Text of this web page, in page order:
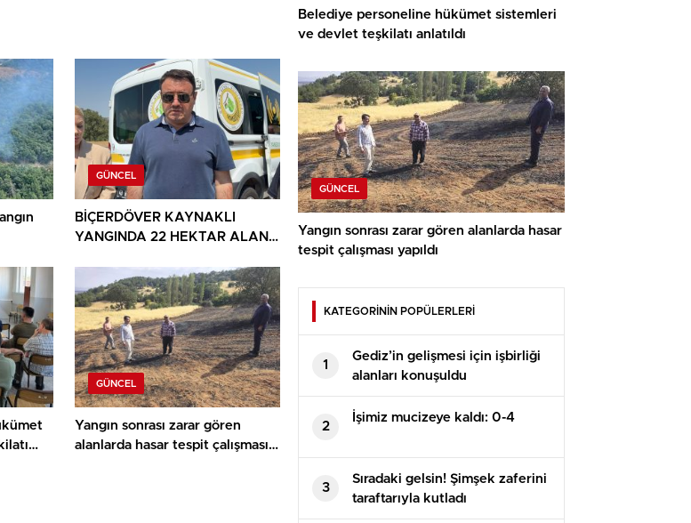
GÜNCEL
BİÇERDÖVER KAYNAKLI
YANGINDA 22 HEKTAR ALAN
GÜNCEL
Yangın sonrası zarar gören
alanlarda hasar tespit çalışması
Belediye personeline hükümet sistemleri
ve devlet teşkilatı anlatıldı
GÜNCEL
Yangın sonrası zarar gören alanlarda hasar
tespit çalışması yapıldı
KATEGORİNİN POPÜLERLERİ
1
Gediz’in gelişmesi için işbirliği
alanları konuşuldu
2
İşimiz mucizeye kaldı: 0-4
3
Sıradaki gelsin! Şimşek zaferini
taraftarıyla kutladı